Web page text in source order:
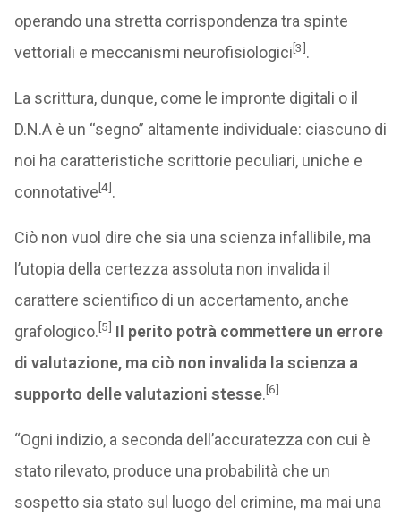
operando una stretta corrispondenza tra spinte
vettoriali e meccanismi neurofisiologici[3].
La scrittura, dunque, come le impronte digitali o il
D.N.A è un “segno” altamente individuale: ciascuno di
noi ha caratteristiche scrittorie peculiari, uniche e
connotative[4].
Ciò non vuol dire che sia una scienza infallibile, ma
l’utopia della certezza assoluta non invalida il
carattere scientifico di un accertamento, anche
grafologico.[5] Il perito potrà commettere un errore
di valutazione, ma ciò non invalida la scienza a
supporto delle valutazioni stesse.[6]
“Ogni indizio, a seconda dell’accuratezza con cui è
stato rilevato, produce una probabilità che un
sospetto sia stato sul luogo del crimine, ma mai una